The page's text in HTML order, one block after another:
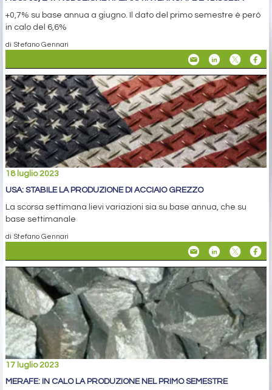
+0,7% su base annua a giugno. Il dato del primo semestre è però
in calo del 6,6%
di Stefano Gennari
18 luglio 2023
USA: STABILE LA PRODUZIONE DI ACCIAIO GREZZO
La scorsa settimana lievi variazioni sia su base annua, che su
base settimanale
di Stefano Gennari
17 luglio 2023
MERAFE: IN CALO LA PRODUZIONE NEL PRIMO SEMESTRE